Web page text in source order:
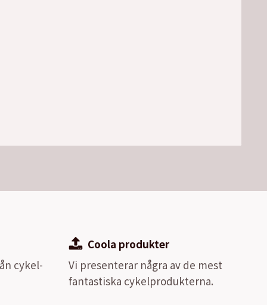
cykel-
Coola produkter
Vi presenterar några av de mest
fantastiska cykelprodukterna.